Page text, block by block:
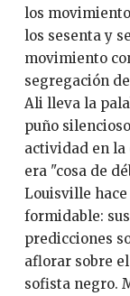
los
los sesenta y
movimiento
segregación
Ali lleva la
puño
actividad en la
era "cosa de
Louisville
formidable:
predicciones
aflorar sobre
sofista negro.